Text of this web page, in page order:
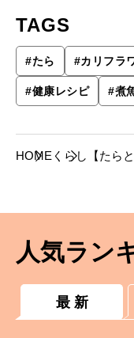
TAGS
#たら #カリフラ
#健康レシピ #煮
HOME くらし
【たら
人気ラン
最 新